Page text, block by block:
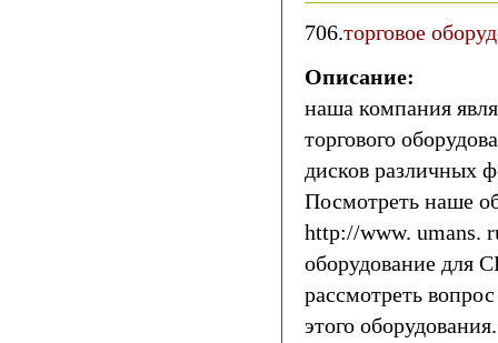
706.торговое
Описание:
наша компания
торгового
дисков различных
Посмотреть наше
http://www. umans.
оборудование для
рассмотреть
этого